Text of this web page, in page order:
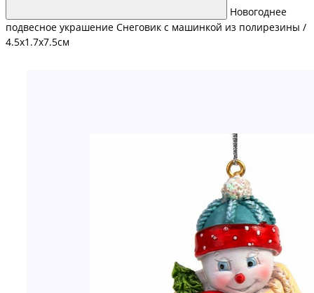
Новогоднее
подвесное украшение Снеговик с машинкой из полирезины /
4.5х1.7х7.5см